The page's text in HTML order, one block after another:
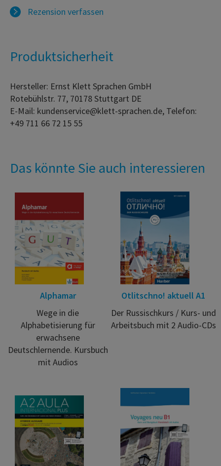
Rezension verfassen
Produktsicherheit
Hersteller: Ernst Klett Sprachen GmbH
Rotebühlstr. 77, 70178 Stuttgart DE
E-Mail: kundenservice@klett-sprachen.de, Telefon:
+49 711 66 72 15 55
Das könnte Sie auch interessieren
Alphamar
Wege in die
Alphabetisierung für
erwachsene
Deutschlernende. Kursbuch
mit Audios
Otlitschno! aktuell A1
Der Russischkurs / Kurs- und
Arbeitsbuch mit 2 Audio-CDs